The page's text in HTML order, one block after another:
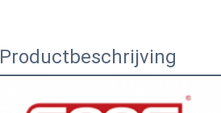
Productbeschrijving